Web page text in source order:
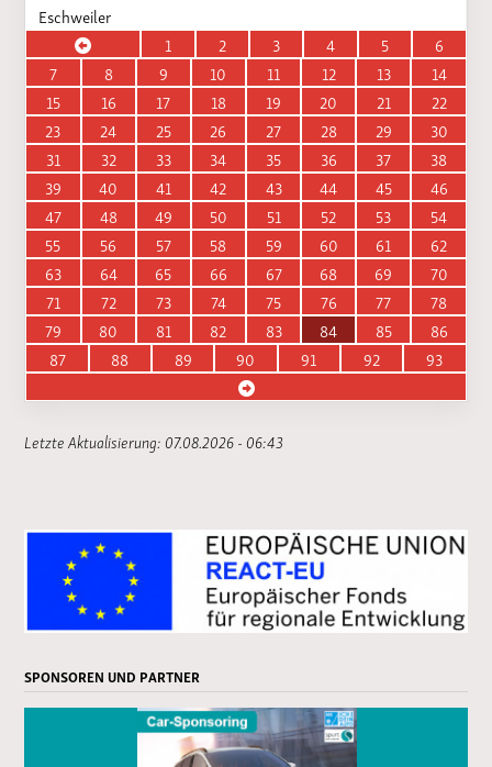
Eschweiler
1
2 3 4 5
6
7
8 9 10 11 12 13
14
15
16 17 18 19 20 21
22
23
24 25 26 27 28 29
30
31
32 33 34 35 36 37
38
39
40 41 42 43 44 45
46
47
48 49 50 51 52 53
54
55
56 57 58 59 60 61
62
63
64 65 66 67 68 69
70
71
72 73 74 75 76 77
78
79
80 81 82 83 84 85
86
87
88 89 90 91 92 93
Letzte Aktualisierung: 07.08.2026 - 06:43
SPONSOREN UND PARTNER